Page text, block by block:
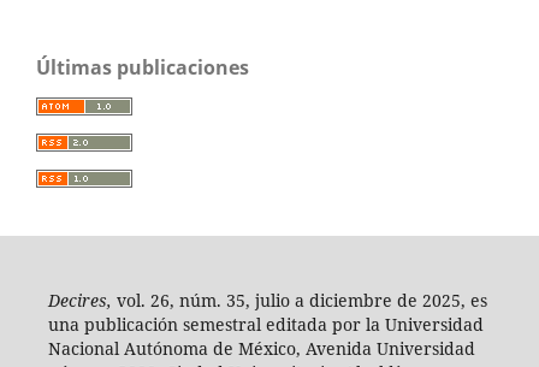
Últimas publicaciones
Decires, vol. 26, núm. 35, julio a diciembre de 2025, es
una publicación semestral editada por la Universidad
Nacional Autónoma de México, Avenida Universidad